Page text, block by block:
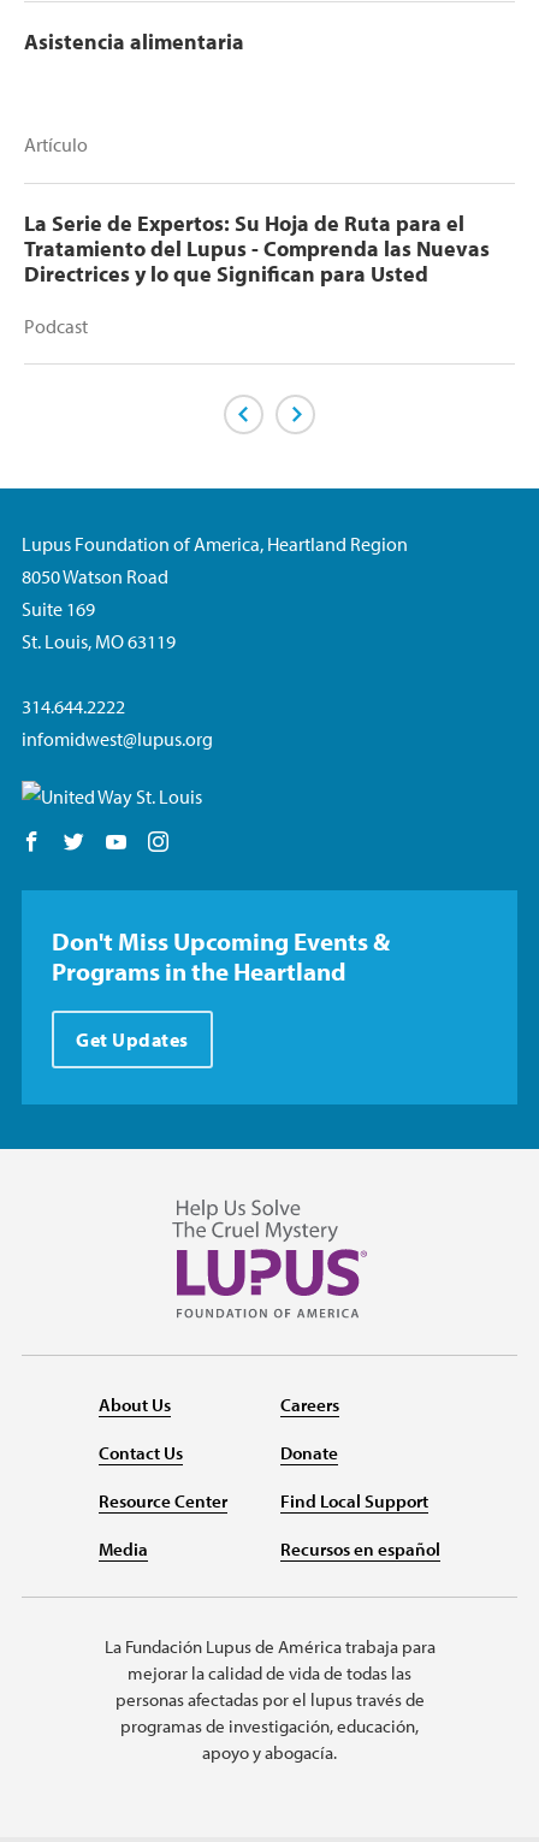
Asistencia alimentaria
Artículo
La Serie de Expertos: Su Hoja de Ruta para el
Tratamiento del Lupus - Comprenda las Nuevas
Directrices y lo que Significan para Usted
Podcast
Previous PageNext Page
Lupus Foundation of America, Heartland Region
8050 Watson Road
Suite 169
St. Louis, MO 63119
314.644.2222
infomidwest@lupus.org
Follow us on Facebook
Follow us on Twitter
Follow us on YouTube
Don't Miss Upcoming Events &
Programs in the Heartland
Get Updates
About Us
Contact Us
Resource Center
Media
Careers
Donate
Find Local Support
Recursos en español
La Fundación Lupus de América trabaja para
mejorar la calidad de vida de todas las
personas afectadas por el lupus través de
programas de investigación, educación,
apoyo y abogacía.